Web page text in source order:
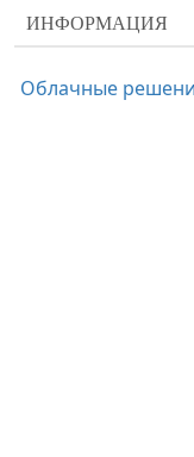
XML схемы
XML DOM
ИНФОРМАЦИЯ
Облачные